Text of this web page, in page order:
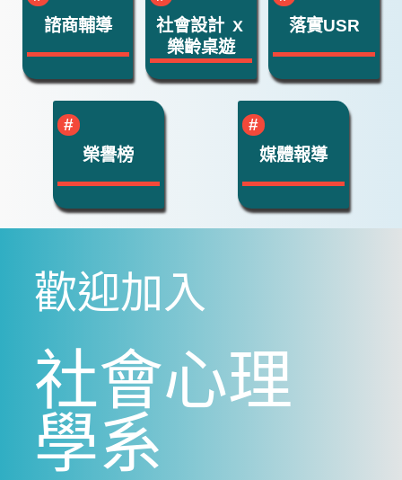
諮商輔導
社會設計 ｘ
樂齡桌遊
落實USR
榮譽榜 媒體報導
歡迎加入
社會心理
學系